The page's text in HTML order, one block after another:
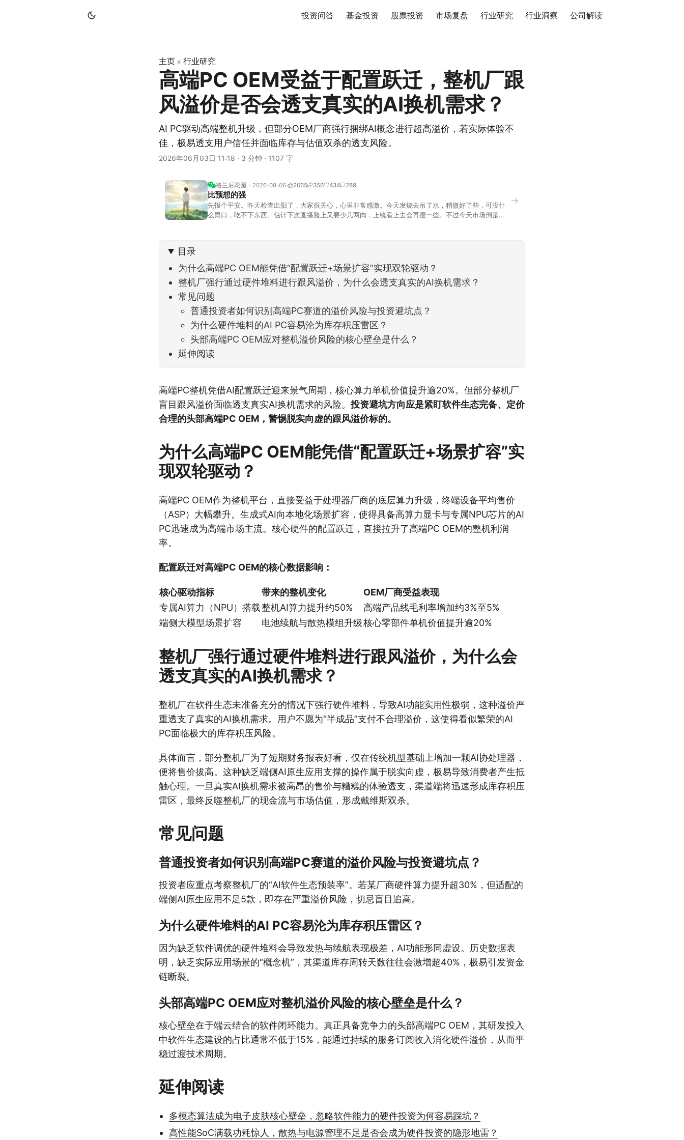
投资问答 基金投资 股票投资 市场复盘 行业研究 行业洞察 公司解读
主页 » 行业研究
高端PC OEM受益于配置跃迁，整机厂跟
风溢价是否会透支真实的AI换机需求？
AI PC驱动高端整机升级，但部分OEM厂商强行捆绑AI概念进行超高溢价，若实际体验不
佳，极易透支用户信任并面临库存与估值双杀的透支风险。
2026年06月03日 11:18 · 3 分钟 · 1107 字
格兰后花园 2026-08-06 2065 356 434 289
比预想的强
先报个平安。昨天检查出阳了，大家很关心，心里非常感激。今天发烧去吊了水，稍微好了些，可没什
么胃口，吃不下东西。估计下次直播脸上又要少几两肉，上镜看上去会再瘦一些。不过今天市场倒是蛮
→
目录
为什么高端PC OEM能凭借“配置跃迁+场景扩容”实现双轮驱动？
整机厂强行通过硬件堆料进行跟风溢价，为什么会透支真实的AI换机需求？
常见问题
普通投资者如何识别高端PC赛道的溢价风险与投资避坑点？
为什么硬件堆料的AI PC容易沦为库存积压雷区？
头部高端PC OEM应对整机溢价风险的核心壁垒是什么？
延伸阅读
高端PC整机凭借AI配置跃迁迎来景气周期，核心算力单机价值提升逾20%。但部分整机厂
盲目跟风溢价面临透支真实AI换机需求的风险。投资避坑方向应是紧盯软件生态完备、定价
合理的头部高端PC OEM，警惕脱实向虚的跟风溢价标的。
为什么高端PC OEM能凭借“配置跃迁+场景扩容”实
现双轮驱动？
高端PC OEM作为整机平台，直接受益于处理器厂商的底层算力升级，终端设备平均售价
（ASP）大幅攀升。生成式AI向本地化场景扩容，使得具备高算力显卡与专属NPU芯片的AI
PC迅速成为高端市场主流。核心硬件的配置跃迁，直接拉升了高端PC OEM的整机利润
率。
配置跃迁对高端PC OEM的核心数据影响：
核心驱动指标 带来的整机变化
OEM厂商受益表现
专属AI算力（NPU）搭载整机AI算力提升约50%
高端产品线毛利率增加约3%至5%
端侧大模型场景扩容
电池续航与散热模组升级核心零部件单机价值提升逾20%
整机厂强行通过硬件堆料进行跟风溢价，为什么会
透支真实的AI换机需求？
整机厂在软件生态未准备充分的情况下强行硬件堆料，导致AI功能实用性极弱，这种溢价严
重透支了真实的AI换机需求。用户不愿为“半成品”支付不合理溢价，这使得看似繁荣的AI
PC面临极大的库存积压风险。
具体而言，部分整机厂为了短期财务报表好看，仅在传统机型基础上增加一颗AI协处理器，
便将售价拔高。这种缺乏端侧AI原生应用支撑的操作属于脱实向虚，极易导致消费者产生抵
触心理。一旦真实AI换机需求被高昂的售价与糟糕的体验透支，渠道端将迅速形成库存积压
雷区，最终反噬整机厂的现金流与市场估值，形成戴维斯双杀。
常见问题
普通投资者如何识别高端PC赛道的溢价风险与投资避坑点？
投资者应重点考察整机厂的“AI软件生态预装率”。若某厂商硬件算力提升超30%，但适配的
端侧AI原生应用不足5款，即存在严重溢价风险，切忌盲目追高。
为什么硬件堆料的AI PC容易沦为库存积压雷区？
因为缺乏软件调优的硬件堆料会导致发热与续航表现极差，AI功能形同虚设。历史数据表
明，缺乏实际应用场景的“概念机”，其渠道库存周转天数往往会激增超40%，极易引发资金
链断裂。
头部高端PC OEM应对整机溢价风险的核心壁垒是什么？
核心壁垒在于端云结合的软件闭环能力。真正具备竞争力的头部高端PC OEM，其研发投入
中软件生态建设的占比通常不低于15%，能通过持续的服务订阅收入消化硬件溢价，从而平
稳过渡技术周期。
延伸阅读
多模态算法成为电子皮肤核心壁垒，忽略软件能力的硬件投资为何容易踩坑？
高性能SoC满载功耗惊人，散热与电源管理不足是否会成为硬件投资的隐形地雷？